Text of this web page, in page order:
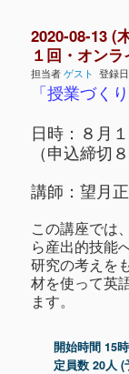
2020-08-13 (
１回・オンラ
担当者 ゲスト 登録
「授業づく
日時：８月
（申込締切
講師：望月
この講座では
ら産出的技能
研究の考えを
材を使って英
ます。
開始時間 15
定員数 20人 (